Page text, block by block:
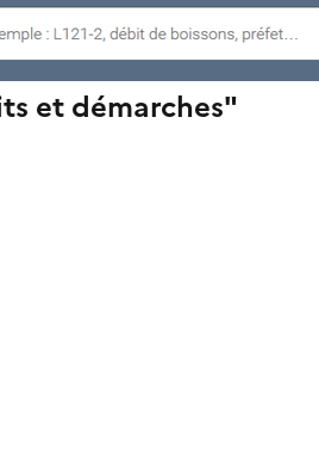
et démarches"